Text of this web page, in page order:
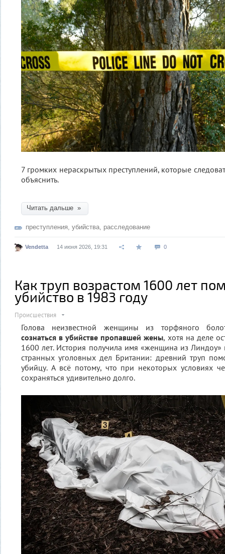
7 громких нераскрытых преступлений, которые
объяснить.
Читать дальше »
преступления, убийства, расследование
Vendetta 14 июня 2026, 19:31 0
Как труп возрастом 1600 лет
убийство в 1983 году
Происшествия
Голова неизвестной женщины из торфяного
сознаться в убийстве пропавшей жены, хотя на деле
1600 лет. История получила имя «женщина из
странных уголовных дел Британии: древний труп
убийцу. А всё потому, что при некоторых условиях
сохраняться удивительно долго.